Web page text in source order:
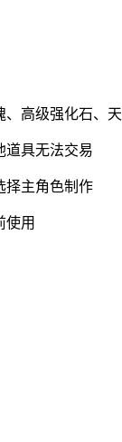
高级强化石、
道具无法交易
择主角色制作
使用